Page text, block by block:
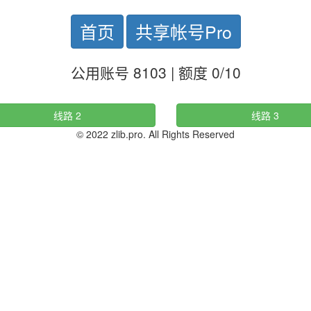
首页 共享帐号Pro
公用账号 8103 | 额度 0/10
线路 2
线路 3
© 2022 zlib.pro. All Rights Reserved